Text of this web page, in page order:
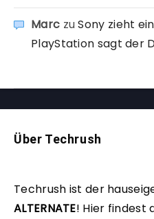
Marc zuSony zieht
PlayStation sagt der
Über Techrush
Techrush ist der
ALTERNATE! Hier findest